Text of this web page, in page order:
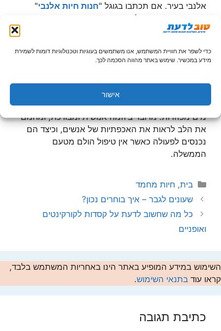
כדי לשפר את חוויית המשתמש, אנו משתמשים בעוגיות וטכנולוגיות דומות לשמירת
מידע במכשיר. שימוש באתר מהווה הסכמה לכך.
אישור
אלנבי בעיר. אם תכתבו בגוגל "חנות חיות אלנבי"
תמצאו מגוון רחב של חנויות, מכיוון ומדובר בציר מרכזי
של העיר, וגם בגלל הקירבה שלו לשוק הכרמל – בו ניתן
שחתולי רחוב רבים מתים מהתייבשות, ואכן אם
תסתובבו ברחובות ביולי אוגוסט תוכלו למצוא קעריות
מים מפוזרות. מדובר ביוזמה אנושית ומבורכת, ומחמם
את הלב לראות את האכפתיות של אנשים, וכיצד הם
נכנסים לפעולה כאשר אין טיפול הולם מטעם
הממשלה.
קטגוריות
בית, חיות מחמד
שעונים לגבר – איך בוחרים נכון?
כל מה שחשוב לדעת על קסדות לקורקינטים
ואופניים
השימוש במידע המופיע באתר הינו באחריות המשתמש בלבד,
קראו עוד בתנאי השימוש.
כתיבת תגובה